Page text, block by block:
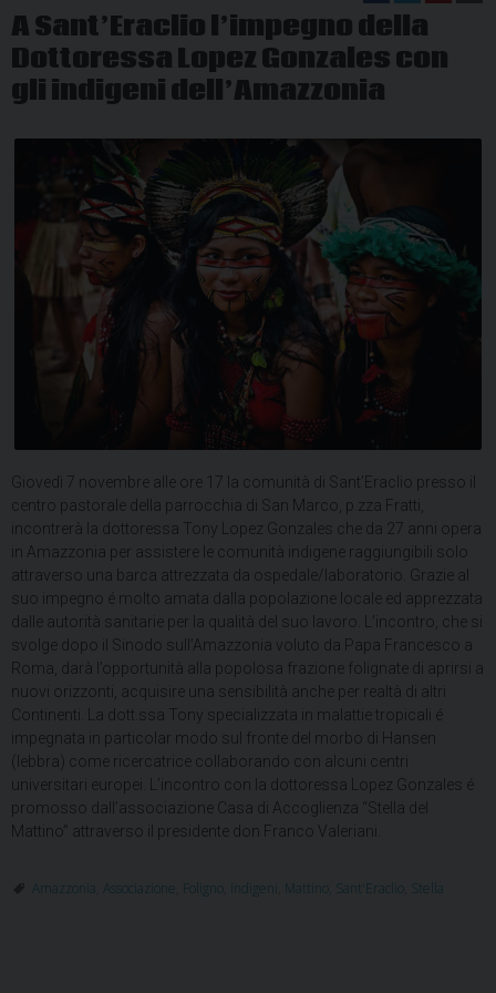
A Sant’Eraclio l’impegno della
Dottoressa Lopez Gonzales con
gli indigeni dell’Amazzonia
Giovedì 7 novembre alle ore 17 la comunità di Sant’Eraclio presso il
centro pastorale della parrocchia di San Marco, p.zza Fratti,
incontrerà la dottoressa Tony Lopez Gonzales che da 27 anni opera
in Amazzonia per assistere le comunità indigene raggiungibili solo
attraverso una barca attrezzata da ospedale/laboratorio. Grazie al
suo impegno é molto amata dalla popolazione locale ed apprezzata
dalle autorità sanitarie per la qualità del suo lavoro. L’incontro, che si
svolge dopo il Sinodo sull’Amazzonia voluto da Papa Francesco a
Roma, darà l’opportunità alla popolosa frazione folignate di aprirsi a
nuovi orizzonti, acquisire una sensibilità anche per realtà di altri
Continenti. La dott.ssa Tony specializzata in malattie tropicali é
impegnata in particolar modo sul fronte del morbo di Hansen
(lebbra) come ricercatrice collaborando con alcuni centri
universitari europei. L’incontro con la dottoressa Lopez Gonzales é
promosso dall’associazione Casa di Accoglienza “Stella del
Mattino” attraverso il presidente don Franco Valeriani.
Amazzonia Associazione Foligno indigeni Mattino Sant'Eraclio Stella